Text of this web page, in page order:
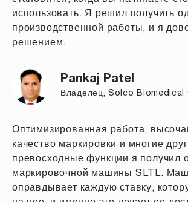
использовать. Я решил получить
производственной работы, и я
решением.
Pankaj Patel
Владелец, Solco
Оптимизированная работа,
качество маркировки и многие
превосходные функции я получил
маркировочной машины SLTL.
оправдывает каждую ставку,